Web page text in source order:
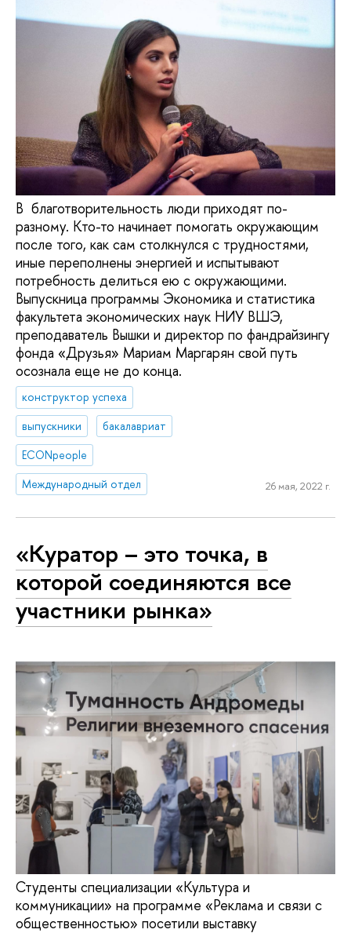
В благотворительность люди приходят по-
разному. Кто-то начинает помогать окружающим
после того, как сам столкнулся с трудностями,
иные переполнены энергией и испытывают
потребность делиться ею с окружающими.
Выпускница программы Экономика и статистика
факультета экономических наук НИУ ВШЭ,
преподаватель Вышки и директор по фандрайзингу
фонда «Друзья» Мариам Маргарян свой путь
осознала еще не до конца.
конструктор успеха
выпускники
бакалавриат
ECONpeople
Международный отдел
26 мая, 2022 г.
«Куратор – это точка, в
которой соединяются все
участники рынка»
Студенты специализации «Культура и
коммуникации» на программе «Реклама и связи с
общественностью» посетили выставку